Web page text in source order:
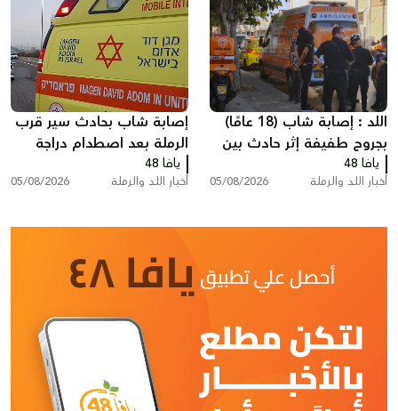
اللد : إصابة شاب (18 عامًا)
بجروح طفيفة إثر حادث بين
مركبة وشاحنة سحب
يافا 48
أخبار اللد والرملة 05/08/2026
إصابة شاب بحادث سير قرب
الرملة بعد اصطدام دراجة
نارية بسيارة
يافا 48
أخبار اللد والرملة 05/08/2026